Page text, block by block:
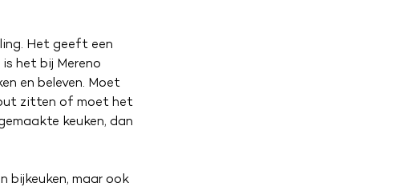
Het geeft een
het bij Mereno
en beleven. Moet
zitten of moet het
keuken, dan
bijkeuken, maar ook